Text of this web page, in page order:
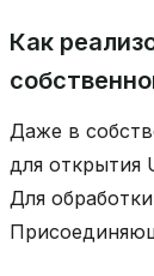
Как
Даже в
для открытия
Для